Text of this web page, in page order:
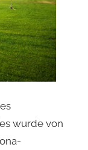
wurde von